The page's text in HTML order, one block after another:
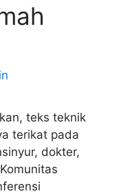
teks teknik
terikat pada
dokter,